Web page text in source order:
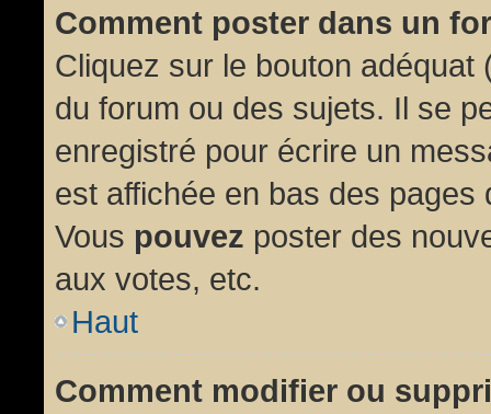
Comment poster dans un
Cliquez sur le bouton
du forum ou des sujets. Il se
enregistré pour écrire un
est affichée en bas des
Vous pouvez poster des
aux votes, etc.
Haut
Comment modifier ou